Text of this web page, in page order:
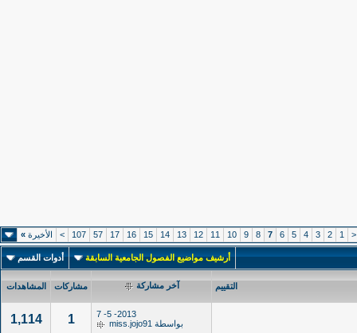
<
1
2
3
4
5
6
7
8
9
10
11
12
13
14
15
16
17
57
107
> الأخيرة »
أرشيف مواضيع الفصول الجامعية السابقة أدوات القسم
التقييم آخر مشاركة مشاركات المشاهدات
2013- 5- 7
بواسطة miss.jojo91
1
1,114